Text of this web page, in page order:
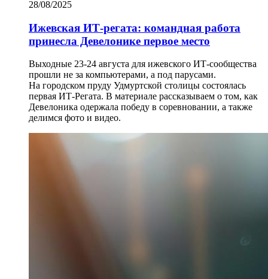
28/08/2025
Ижевская ИТ-регата: командная работа
принесла Девелонике первое место
Выходные 23-24 августа для ижевского ИТ-сообщества
прошли не за компьютерами, а под парусами.
На городском пруду Удмуртской столицы состоялась
первая ИТ-Регата. В материале рассказываем о том, как
Девелоника одержала победу в соревновании, а также
делимся фото и видео.